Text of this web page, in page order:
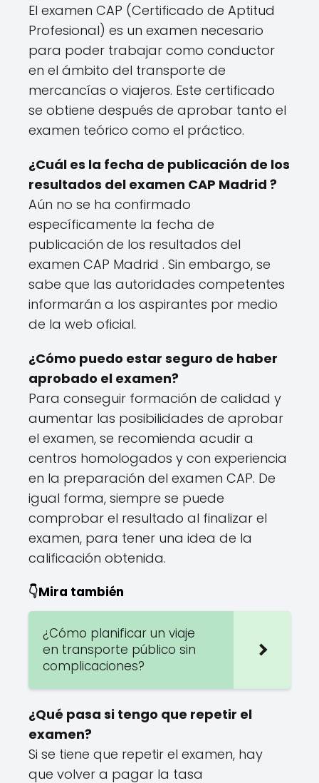
El examen CAP (Certificado de Aptitud
Profesional) es un examen necesario
para poder trabajar como conductor
en el ámbito del transporte de
mercancías o viajeros. Este certificado
se obtiene después de aprobar tanto el
examen teórico como el práctico.
¿Cuál es la fecha de publicación de los
resultados del examen CAP Madrid ?
Aún no se ha confirmado
específicamente la fecha de
publicación de los resultados del
examen CAP Madrid . Sin embargo, se
sabe que las autoridades competentes
informarán a los aspirantes por medio
de la web oficial.
¿Cómo puedo estar seguro de haber
aprobado el examen?
Para conseguir formación de calidad y
aumentar las posibilidades de aprobar
el examen, se recomienda acudir a
centros homologados y con experiencia
en la preparación del examen CAP. De
igual forma, siempre se puede
comprobar el resultado al finalizar el
examen, para tener una idea de la
calificación obtenida.
👇Mira también
¿Cómo planificar un viaje
en transporte público sin
complicaciones?
¿Qué pasa si tengo que repetir el
examen?
Si se tiene que repetir el examen, hay
que volver a pagar la tasa